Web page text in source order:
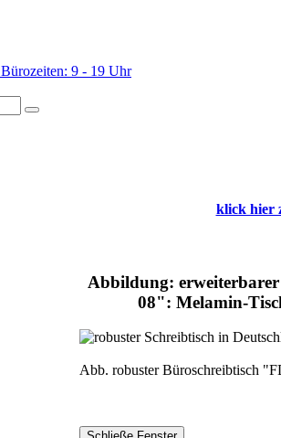
Bürozeiten: 9 - 19 Uhr
klick hier
Abbildung:
08": Melamin-
Abb. robuster Büroschreibtisch